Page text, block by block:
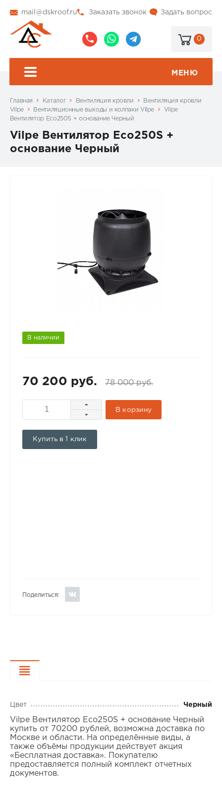
mail@dskroof.ru Задать вопрос
Заказать звонок
0
МЕНЮ
Главная Каталог Вентиляция кровли
Вентиляция кровли
Vilpe
Вентиляционные выходы и колпаки Vilpe
Vilpe
Вентилятор Eco250S + основание Черный
Vilpe Вентилятор Eco250S +
основание Черный
В наличии
70 200 руб. 78 000 руб.
В корзину
Купить в 1 клик
Поделиться:
Цвет Черный
Vilpe Вентилятор Eco250S + основание Черный
купить от 70200 рублей, возможна доставка по
Москве и области. На определённые виды, а
также объёмы продукции действует акция
«Бесплатная доставка». Покупателю
предоставляется полный комплект отчетных
документов.